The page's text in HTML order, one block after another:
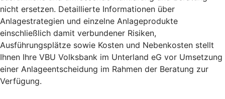
nicht ersetzen. Detaillierte Informationen über
Anlagestrategien und einzelne Anlageprodukte
einschließlich damit verbundener Risiken,
Ausführungsplätze sowie Kosten und Nebenkosten stellt
Ihnen Ihre VBU Volksbank im Unterland eG vor Umsetzung
einer Anlageentscheidung im Rahmen der Beratung zur
Verfügung.